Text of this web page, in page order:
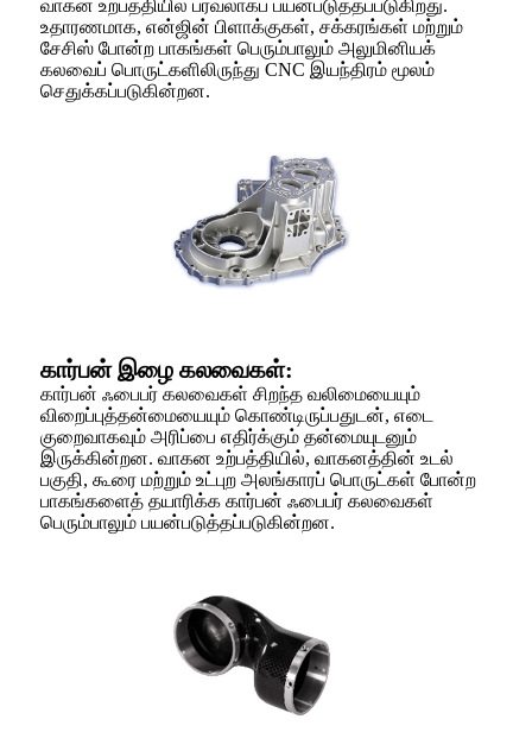
வாகன உற்பத்தியில் பரவலாகப் பயன்படுத்தப்படுகிறது.
உதாரணமாக, என்ஜின் பிளாக்குகள், சக்கரங்கள் மற்றும்
சேசிஸ் போன்ற பாகங்கள் பெரும்பாலும் அலுமினியக்
கலவைப் பொருட்களிலிருந்து CNC இயந்திரம் மூலம்
செதுக்கப்படுகின்றன.
கார்பன் இழை கலவைகள்:
கார்பன் ஃபைபர் கலவைகள் சிறந்த வலிமையையும்
விறைப்புத்தன்மையையும் கொண்டிருப்பதுடன், எடை
குறைவாகவும் அரிப்பை எதிர்க்கும் தன்மையுடனும்
இருக்கின்றன. வாகன உற்பத்தியில், வாகனத்தின் உடல்
பகுதி, கூரை மற்றும் உட்புற அலங்காரப் பொருட்கள் போன்ற
பாகங்களைத் தயாரிக்க கார்பன் ஃபைபர் கலவைகள்
பெரும்பாலும் பயன்படுத்தப்படுகின்றன.